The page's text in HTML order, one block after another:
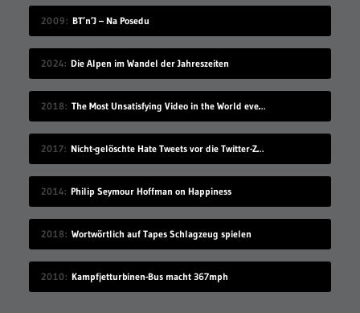
2009 BT’n’J – Na Posedu
2024 Die Alpen im Wandel der Jahreszeiten
2018 The Most Unsatisfying Video in the World ever made – part 2
2017 Nicht-gelöschte Hate Tweets vor die Twitter-Zentrale gesprüht
2014 Philip Seymour Hoffman on Happiness
2018 Wortwörtlich auf Tapes Schlagzeug spielen
2010 Kampfjetturbinen-Bus macht 367mph